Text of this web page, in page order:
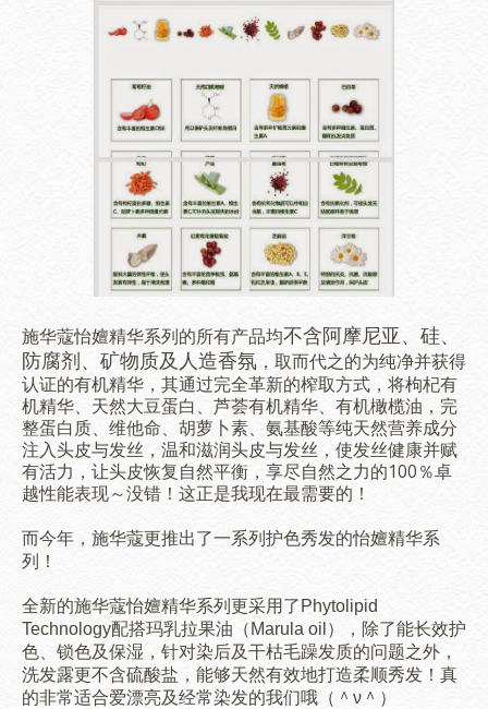
施华蔻怡嬗精华系列的所有产品均不含阿摩尼亚、硅、
防腐剂、矿物质及人造香氛 ，取而代之的为纯净并获得
认证的有机精华，其通过完全革新的榨取方式，将枸杞有
机精华、天然大豆蛋白、芦荟有机精华、有机橄榄油，完
整蛋白质、维他命、胡萝卜素、氨基酸等纯天然营养成分
注入头皮与发丝，温和滋润头皮与发丝，使发丝健康并赋
有活力，让头皮恢复自然平衡，享尽自然之力的100％卓
越性能表现～没错！这正是我现在最需要的！
而今年，施华蔻更推出了一系列护色秀发的怡嬗精华系
列！
全新的施华蔻怡嬗精华系列更采用了Phytolipid
Technology配搭玛乳拉果油（Marula oil），除了能长效护
色、锁色及保湿，针对染后及干枯毛躁发质的问题之外 ，
洗发露更不含硫酸盐，能够天然有效地打造柔顺秀发！真
的非常适合爱漂亮及经常染发的我们哦（＾ν＾）